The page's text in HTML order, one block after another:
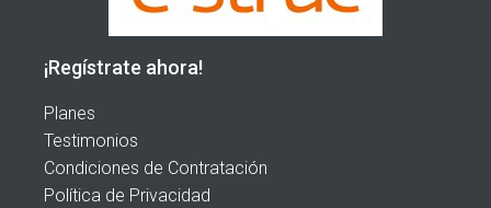
¡Regístrate ahora!
Planes
Testimonios
Condiciones de Contratación
Política de Privacidad